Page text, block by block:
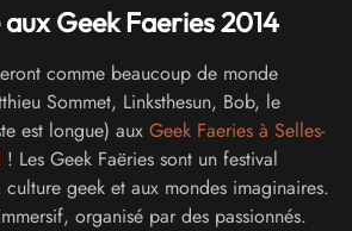
Geek Faeries 2014
comme beaucoup de monde
Sommet, Linksthesun, Bob, le
est longue) aux Geek Faeries à Selles-
! Les Geek Faëries sont un festival
geek et aux mondes imaginaires.
organisé par des passionnés.